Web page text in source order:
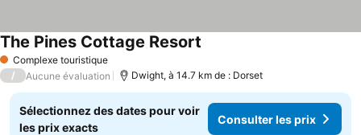
1 Étoiles
Complexe touristique
The Pines Cottage Resort
/ Aucune évaluation Dwight, à 14.7 km de : Dorset
Sélectionnez des dates pour voir
les prix exacts
Consulter les prix